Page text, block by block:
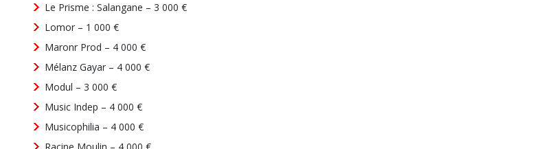
Le Prisme : Salangane – 3 000 €
Lomor – 1 000 €
Maronr Prod – 4 000 €
Mélanz Gayar – 4 000 €
Modul – 3 000 €
Music Indep – 4 000 €
Musicophilia – 4 000 €